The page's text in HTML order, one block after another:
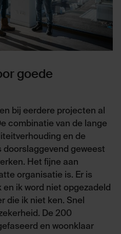
goede
bij eerdere projecten al
combinatie van de lange
en de
doorslaggevend geweest
Het fijne aan
organisatie is. Er is
ik word niet opgezadeld
die ik niet ken. Snel
De 200
en woonklaar